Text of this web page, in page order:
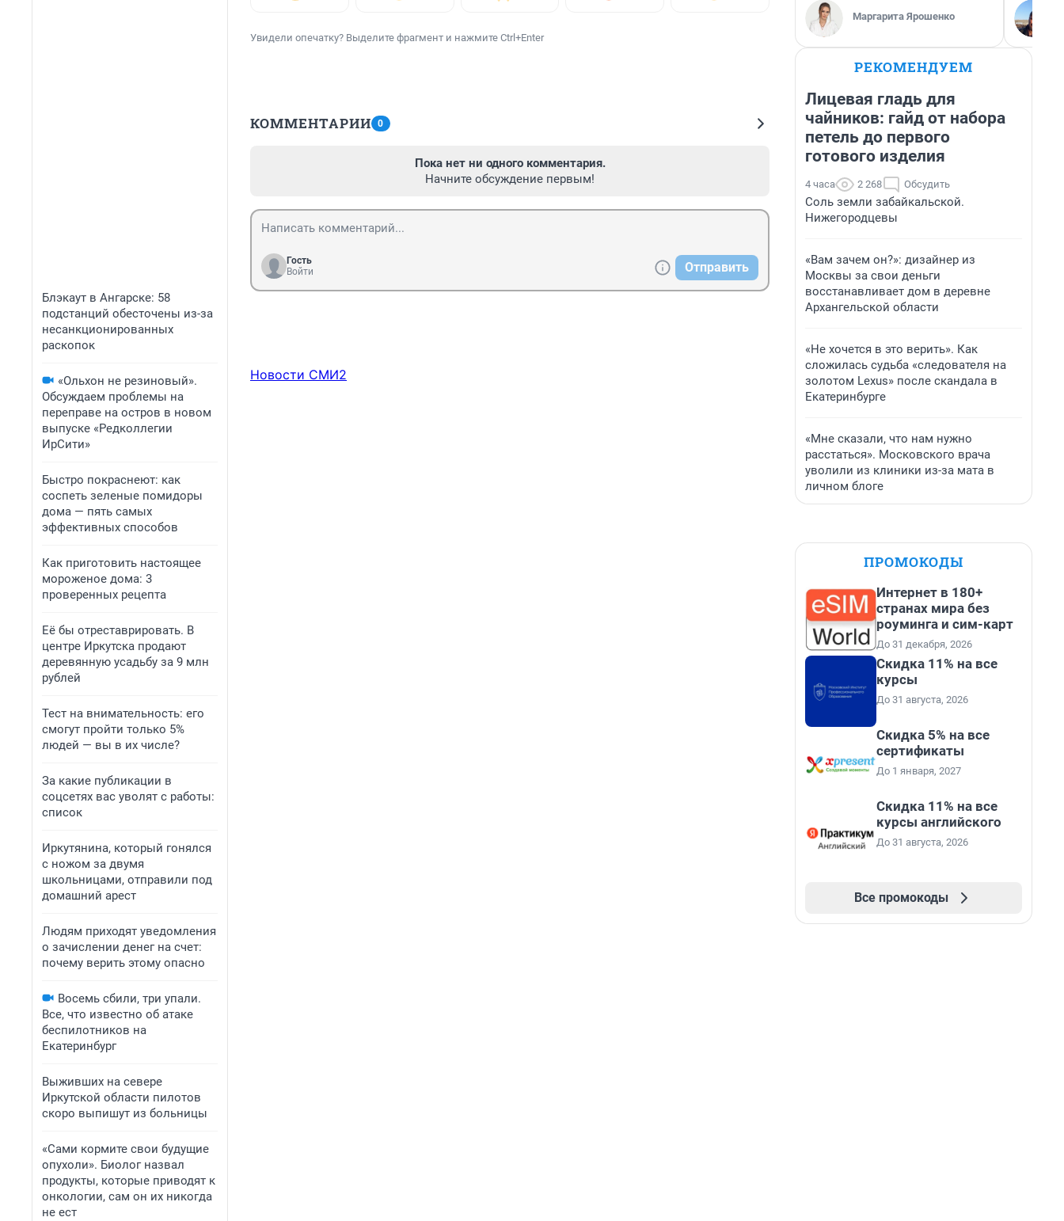
Блэкаут в Ангарске: 58
подстанций обесточены из-за
несанкционированных
раскопок
«Ольхон не резиновый».
Обсуждаем проблемы на
переправе на остров в новом
выпуске «Редколлегии
ИрСити»
Быстро покраснеют: как
соспеть зеленые помидоры
дома — пять самых
эффективных способов
Как приготовить настоящее
мороженое дома: 3
проверенных рецепта
Её бы отреставрировать. В
центре Иркутска продают
деревянную усадьбу за 9 млн
рублей
Тест на внимательность: его
смогут пройти только 5%
людей — вы в их числе?
За какие публикации в
соцсетях вас уволят с работы:
список
Иркутянина, который гонялся
с ножом за двумя
школьницами, отправили под
домашний арест
Людям приходят уведомления
о зачислении денег на счет:
почему верить этому опасно
Восемь сбили, три упали.
Все, что известно об атаке
беспилотников на
Екатеринбург
Выживших на севере
Иркутской области пилотов
скоро выпишут из больницы
«Сами кормите свои будущие
опухоли». Биолог назвал
продукты, которые приводят к
онкологии, сам он их никогда
не ест
Увидели опечатку? Выделите фрагмент и нажмите Ctrl+Enter
КОММЕНТАРИИ 0
Пока нет ни одного комментария.
Начните обсуждение первым!
Гость
Войти
Отправить
Новости СМИ2
Маргарита Ярошенко
РЕКОМЕНДУЕМ
Лицевая гладь для
чайников: гайд от набора
петель до первого
готового изделия
4 часа 2 268 Обсудить
Соль земли забайкальской.
Нижегородцевы
«Вам зачем он?»: дизайнер из
Москвы за свои деньги
восстанавливает дом в деревне
Архангельской области
«Не хочется в это верить». Как
сложилась судьба «следователя на
золотом Lexus» после скандала в
Екатеринбурге
«Мне сказали, что нам нужно
расстаться». Московского врача
уволили из клиники из-за мата в
личном блоге
ПРОМОКОДЫ
Интернет в 180+
странах мира без
роуминга и сим-карт
До 31 декабря, 2026
Скидка 11% на все
курсы
До 31 августа, 2026
Скидка 5% на все
сертификаты
До 1 января, 2027
Скидка 11% на все
курсы английского
До 31 августа, 2026
Все промокоды